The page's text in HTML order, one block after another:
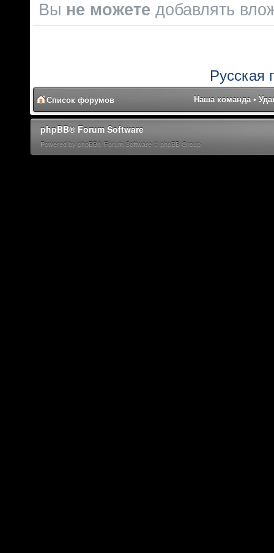
Вы не можете добавлять
Русская
Список форумов Наша команда •
phpBB® Forum Software
Powered by phpBB® Forum Software © phpBB Group